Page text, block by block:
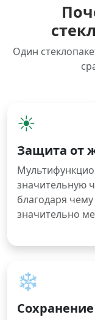
Один
☀️
Защита от
значительную
благодаря
значительно
❄️